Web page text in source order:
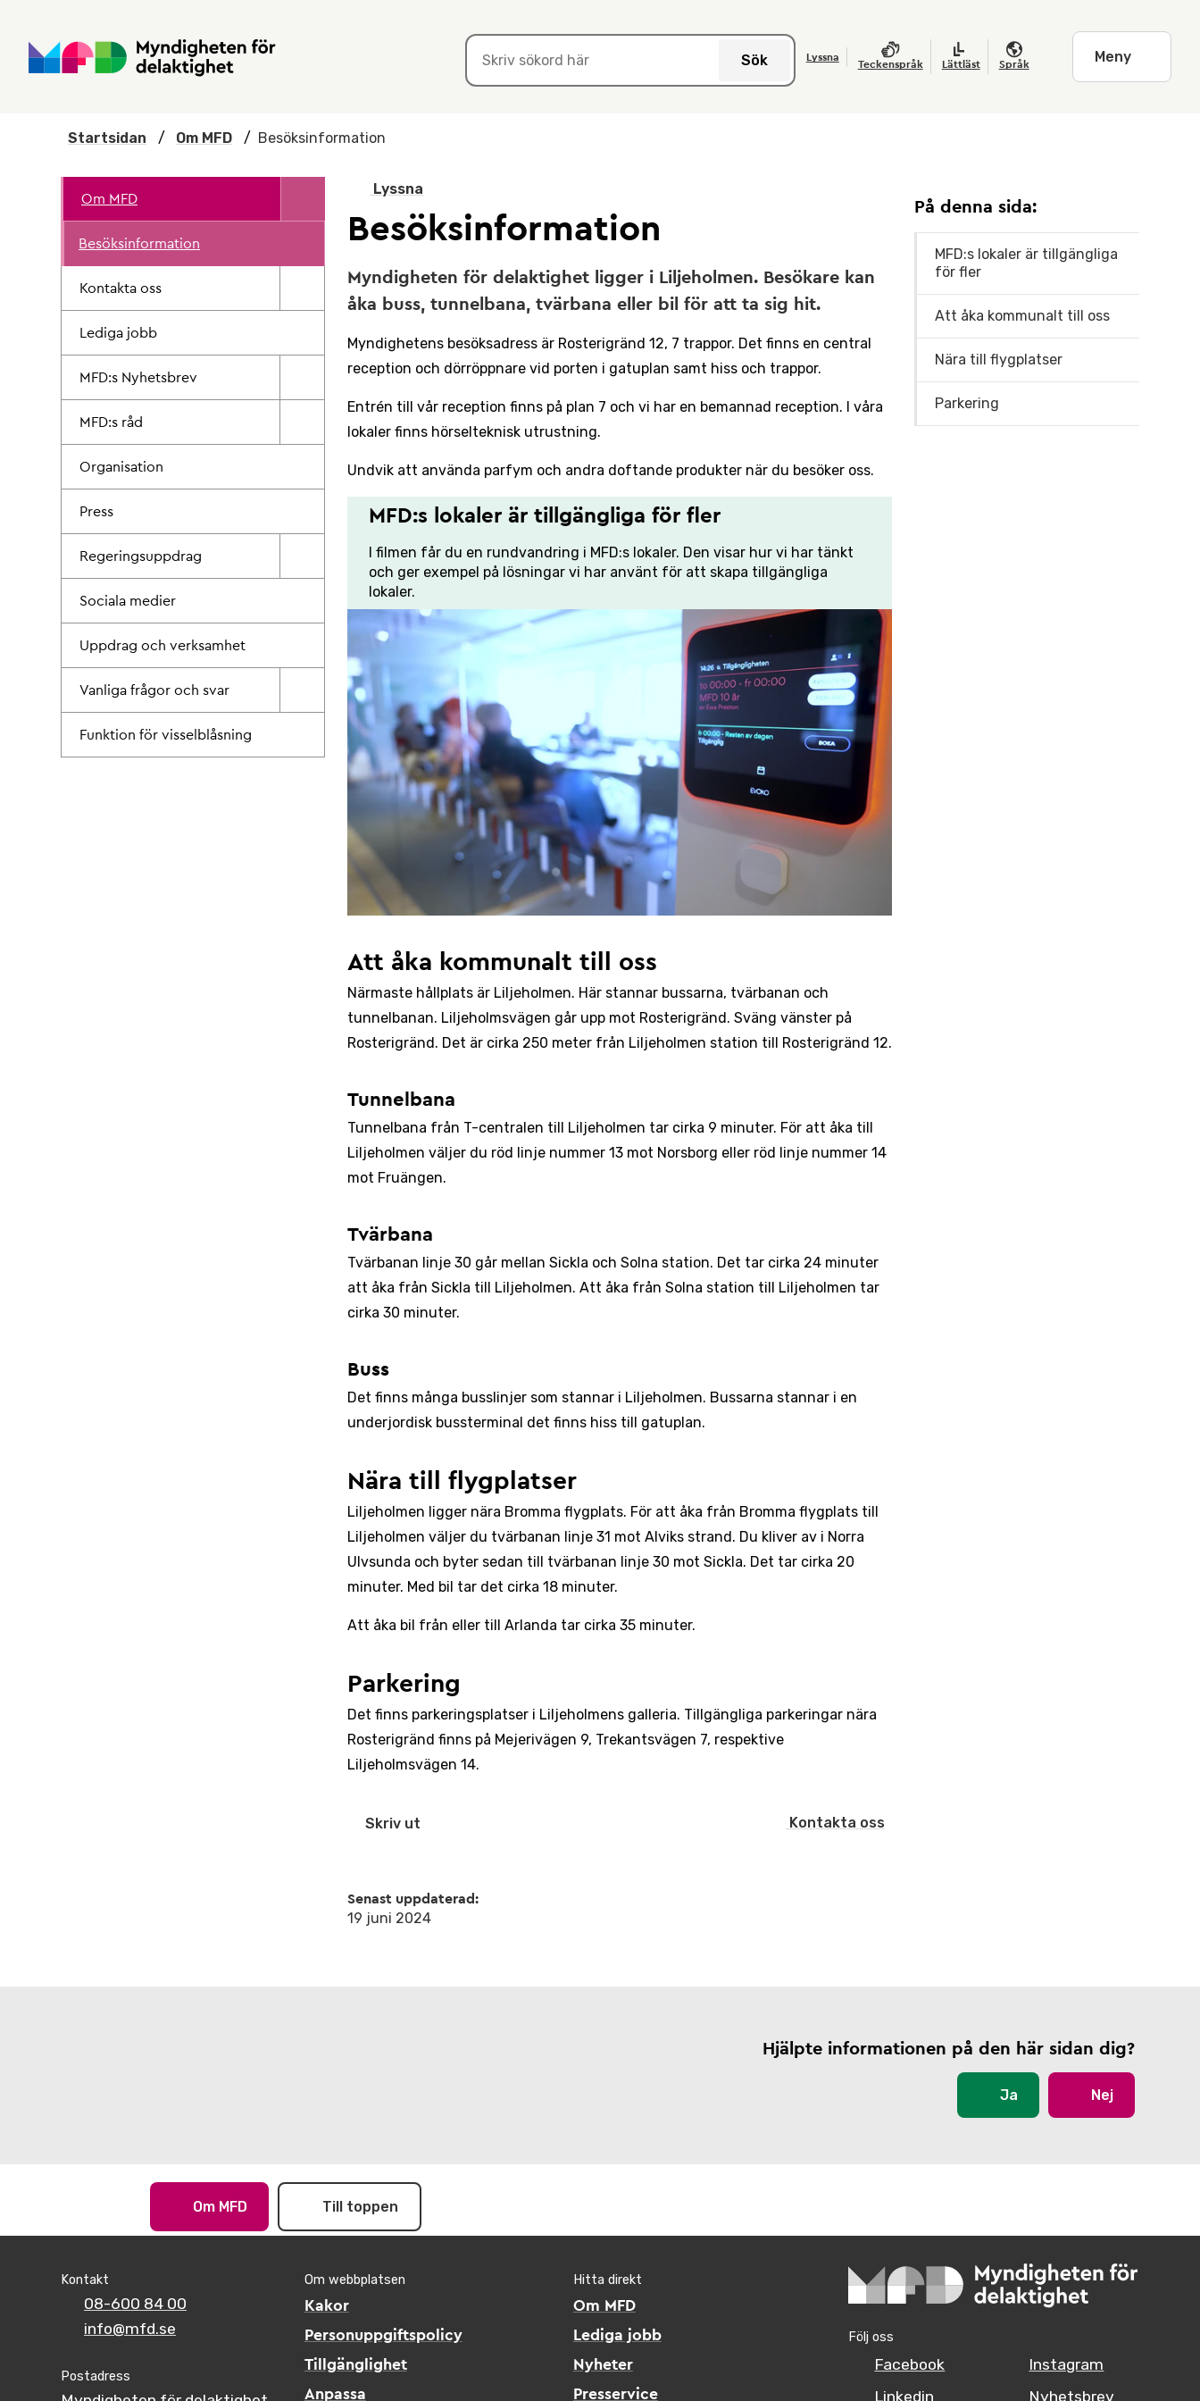
Sök Lyssna
Teckenspråk Lättläst Språk Meny
Startsidan / Om MFD / Besöksinformation
Om MFD
Besöksinformation
Kontakta oss
Lediga jobb
MFD:s Nyhetsbrev
MFD:s råd
Organisation
Press
Regeringsuppdrag
Sociala medier
Uppdrag och verksamhet
Vanliga frågor och svar
Funktion för visselblåsning
Lyssna
Besöksinformation
Myndigheten för delaktighet ligger i Liljeholmen. Besökare kan
åka buss, tunnelbana, tvärbana eller bil för att ta sig hit.
Myndighetens besöksadress är Rosterigränd 12, 7 trappor. Det finns en central
reception och dörröppnare vid porten i gatuplan samt hiss och trappor.
Entrén till vår reception finns på plan 7 och vi har en bemannad reception. I våra
lokaler finns hörselteknisk utrustning.
Undvik att använda parfym och andra doftande produkter när du besöker oss.
MFD:s lokaler är tillgängliga för fler
I filmen får du en rundvandring i MFD:s lokaler. Den visar hur vi har tänkt
och ger exempel på lösningar vi har använt för att skapa tillgängliga
lokaler.
Att åka kommunalt till oss
Närmaste hållplats är Liljeholmen. Här stannar bussarna, tvärbanan och
tunnelbanan. Liljeholmsvägen går upp mot Rosterigränd. Sväng vänster på
Rosterigränd. Det är cirka 250 meter från Liljeholmen station till Rosterigränd 12.
Tunnelbana
Tunnelbana från T-centralen till Liljeholmen tar cirka 9 minuter. För att åka till
Liljeholmen väljer du röd linje nummer 13 mot Norsborg eller röd linje nummer 14
mot Fruängen.
Tvärbana
Tvärbanan linje 30 går mellan Sickla och Solna station. Det tar cirka 24 minuter
att åka från Sickla till Liljeholmen. Att åka från Solna station till Liljeholmen tar
cirka 30 minuter.
Buss
Det finns många busslinjer som stannar i Liljeholmen. Bussarna stannar i en
underjordisk bussterminal det finns hiss till gatuplan.
Nära till flygplatser
Liljeholmen ligger nära Bromma flygplats. För att åka från Bromma flygplats till
Liljeholmen väljer du tvärbanan linje 31 mot Alviks strand. Du kliver av i Norra
Ulvsunda och byter sedan till tvärbanan linje 30 mot Sickla. Det tar cirka 20
minuter. Med bil tar det cirka 18 minuter.
Att åka bil från eller till Arlanda tar cirka 35 minuter.
Parkering
Det finns parkeringsplatser i Liljeholmens galleria. Tillgängliga parkeringar nära
Rosterigränd finns på Mejerivägen 9, Trekantsvägen 7, respektive
Liljeholmsvägen 14.
Skriv ut Kontakta oss
Senast uppdaterad:
19 juni 2024
På denna sida:
MFD:s lokaler är tillgängliga
för fler
Att åka kommunalt till oss
Nära till flygplatser
Parkering
Hjälpte informationen på den här sidan dig?
Ja Nej
Om MFD Till toppen
Kontakt
08-600 84 00
info@mfd.se
Postadress
Om webbplatsen
Kakor
Personuppgiftspolicy
Tillgänglighet
Anpassa
Hitta direkt
Om MFD
Lediga jobb
Nyheter
Presservice
Följ oss
Facebook
Linkedin
Instagram
Nyhetsbrev